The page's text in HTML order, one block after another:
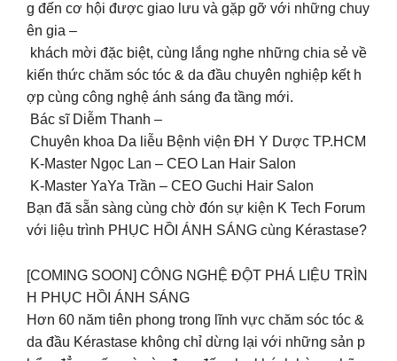
g đến cơ hội được giao lưu và gặp gỡ với những chuy
ên gia –
khách mời đặc biệt, cùng lắng nghe những chia sẻ về
kiến thức chăm sóc tóc & da đầu chuyên nghiệp kết h
ợp cùng công nghệ ánh sáng đa tầng mới.
Bác sĩ Diễm Thanh –
Chuyên khoa Da liễu Bệnh viện ĐH Y Dược TP.HCM
K-Master Ngọc Lan – CEO Lan Hair Salon
K-Master YaYa Trần – CEO Guchi Hair Salon
Bạn đã sẵn sàng cùng chờ đón sự kiện K Tech Forum
với liệu trình PHỤC HỒI ÁNH SÁNG cùng Kérastase?
[COMING SOON] CÔNG NGHỆ ĐỘT PHÁ LIỆU TRÌN
H PHỤC HỒI ÁNH SÁNG
Hơn 60 năm tiên phong trong lĩnh vực chăm sóc tóc &
da đầu Kérastase không chỉ dừng lại với những sản p